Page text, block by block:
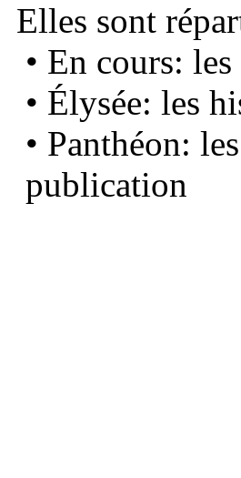
Elles sont
• En cours:
• Élysée: les
• Panthéon:
publication